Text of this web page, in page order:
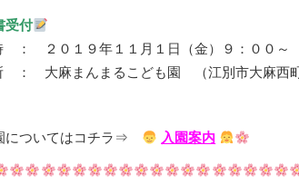
受付
： ２０１９年１１月１日（金）９：００～
： 大麻まんまるこども園 （江別市大麻西町
についてはコチラ⇒ 入園案内